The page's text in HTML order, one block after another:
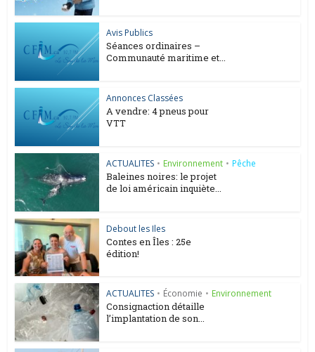
Avis Publics
Séances ordinaires –
Communauté maritime et...
Annonces Classées
A vendre: 4 pneus pour
VTT
ACTUALITES • Environnement • Pêche
Baleines noires: le projet
de loi américain inquiète...
Debout les Iles
Contes en Îles : 25e
édition!
ACTUALITES • Économie • Environnement
Consignaction détaille
l’implantation de son...